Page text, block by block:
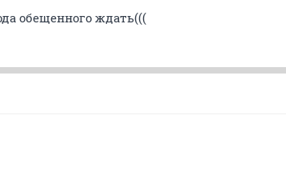
обещенного ждать(((